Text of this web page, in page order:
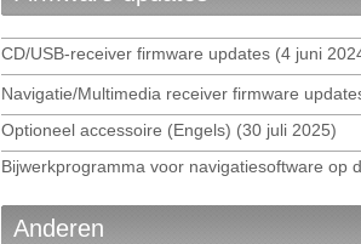
KENWOOD Smartphone Control
WebLink for KENWOOD (Engels)
Route Collector
CD/USB-receiver firmware updates (4 juni
Navigatie/Multimedia receiver firmware
Optioneel accessoire (Engels) (30 juli 2025)
Bijwerkprogramma voor navigatiesoftware op
Anderen